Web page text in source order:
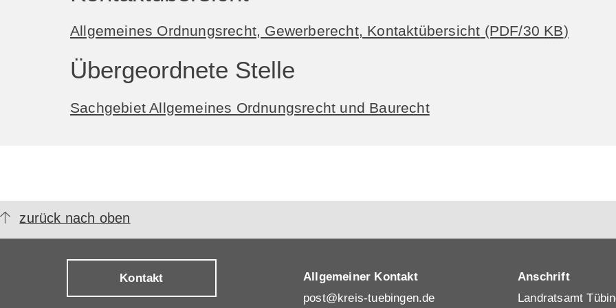
Allgemeines Ordnungsrecht, Gewerberecht, Kontaktübersicht (PDF/30 KB)
Übergeordnete Stelle
Sachgebiet Allgemeines Ordnungsrecht und Baurecht
zurück nach oben
Kontakt
Allgemeiner Kontakt
post@kreis-tuebingen.de
Anschrift
Landratsamt